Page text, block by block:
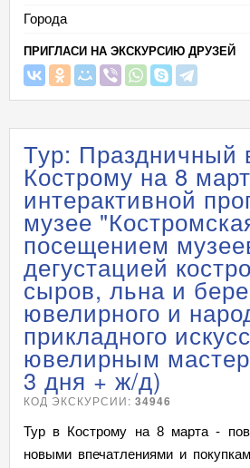
Города
ПРИГЛАСИ НА ЭКСКУРСИЮ ДРУЗЕЙ
Тур: Праздничный
Кострому на 8
интерактивной
музее
посещением
дегустацией
сыров, льна и
ювелирного и
прикладного
ювелирным
3 дня + ж/д)
КОД ЭКСКУРСИИ:34946
Тур в Кострому на 8 марта -
новыми впечатлениями и